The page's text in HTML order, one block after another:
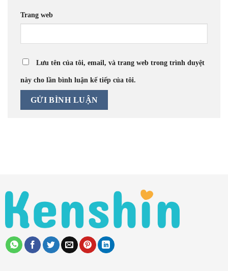
Trang web
Lưu tên của tôi, email, và trang web trong trình duyệt
này cho lần bình luận kế tiếp của tôi.